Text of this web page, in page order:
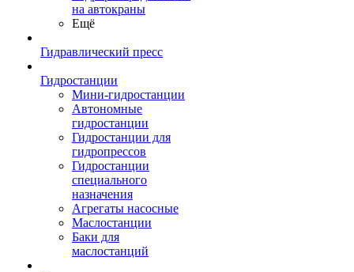
на автокраны
Ещё
Гидравлический пресс
Гидростанции
Мини-гидростанции
Автономные
гидростанции
Гидростанции для
гидропрессов
Гидростанции
специального
назначения
Агрегаты насосные
Маслостанции
Баки для
маслостанций